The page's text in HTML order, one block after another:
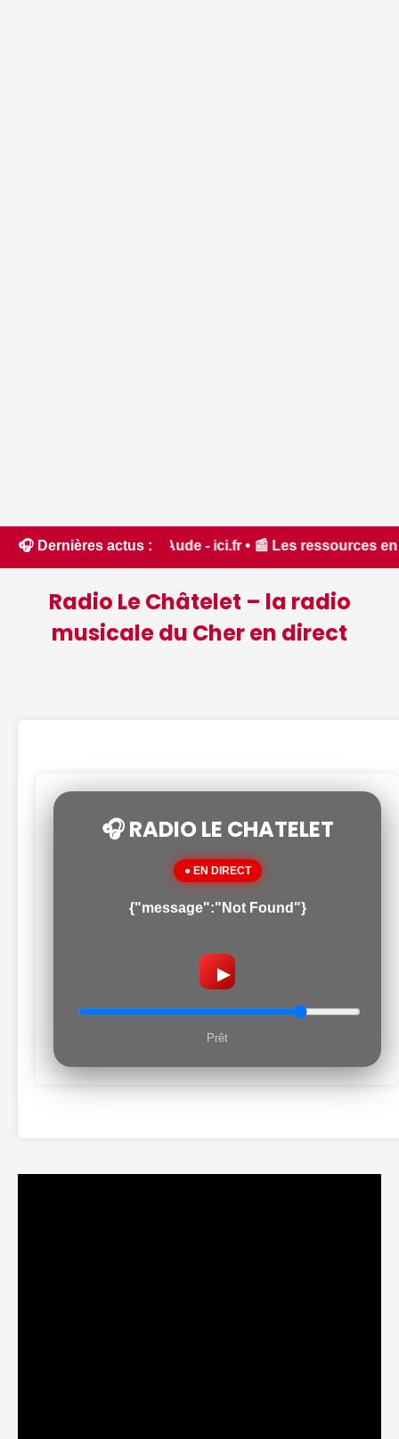
🎧 Dernières actus :
l'Aude - ici.fr • 📰 Les ressources en eau dans
Radio Le Châtelet – la radio
musicale du Cher en direct
🎧 RADIO LE CHATELET
● EN DIRECT
{"message":"Not Found"}
▶
Prêt